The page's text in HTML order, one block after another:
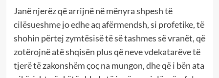
Janë njerëz që arrijnë në mënyra shpesh të
cilësueshme jo edhe aq afërmendsh, si profetike, të
shohin përtej zymtësisë të së tashmes së vranët, që
zotërojnë atë shqisën plus që neve vdekatarëve të
tjerë të zakonshëm çoç na mungon, dhe që i bën ata